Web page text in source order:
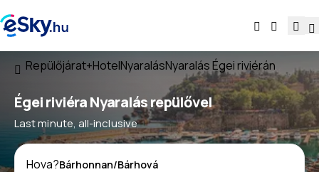
Repülőjárat+HotelNyaralásNyaralás Égei riviérán
Égei riviéra Nyaralás repülővel
Last minute, all-inclusive
Hova?